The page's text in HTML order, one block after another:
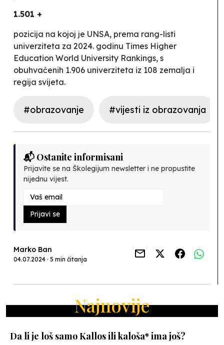
1.501 +
pozicija na kojoj je UNSA, prema rang-listi
univerziteta za 2024. godinu Times Higher
Education World University Rankings, s
obuhvaćenih 1.906 univerziteta iz 108 zemalja i
regija svijeta.
#obrazovanje #vijesti iz obrazovanja
📬 Ostanite informisani
Prijavite se na Školegijum newsletter i ne propustite
nijednu vijest.
Prijavi se
Marko Ban
04.07.2024 · 5 min čitanja
Najnovije
Da li je loš samo Kallos ili kaloša* ima još?